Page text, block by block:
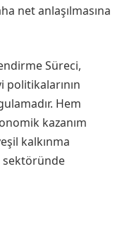
net anlaşılmasına
Süreci,
Hem
kazanım
kalkınma
sektöründe